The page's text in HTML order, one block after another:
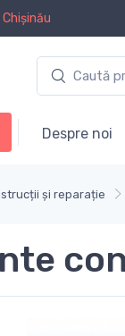
Despre noi
și reparație